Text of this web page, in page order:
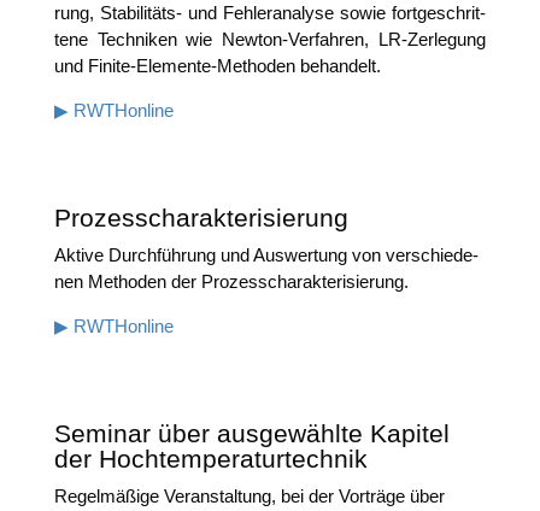
rung, Sta­bi­li­täts- und Feh­ler­ana­ly­se sowie fort­ge­schrit­
te­ne Tech­ni­ken wie New­ton-Ver­fah­ren, LR-Zer­le­gung
und Fini­te-Ele­men­te-Metho­den behandelt.
▶ RWTHon­line
Prozesscharakterisierung
Akti­ve Durch­füh­rung und Aus­wer­tung von ver­schie­de­
nen Metho­den der Prozesscharakterisierung.
▶ RWTHon­line
Seminar über ausgewählte Kapitel
der Hochtemperaturtechnik
Regel­mä­ßi­ge Ver­an­stal­tung, bei der Vor­trä­ge über